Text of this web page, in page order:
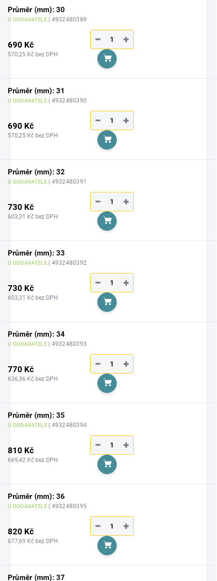
Průměr (mm): 30
U DODAVATELE | 4932480389
690 Kč
570,25 Kč bez DPH
+
−
Do košíku
Průměr (mm): 31
U DODAVATELE | 4932480390
690 Kč
570,25 Kč bez DPH
+
−
Do košíku
Průměr (mm): 32
U DODAVATELE | 4932480391
730 Kč
603,31 Kč bez DPH
+
−
Do košíku
Průměr (mm): 33
U DODAVATELE | 4932480392
730 Kč
603,31 Kč bez DPH
+
−
Do košíku
Průměr (mm): 34
U DODAVATELE | 4932480393
770 Kč
636,36 Kč bez DPH
+
−
Do košíku
Průměr (mm): 35
U DODAVATELE | 4932480394
810 Kč
669,42 Kč bez DPH
+
−
Do košíku
Průměr (mm): 36
U DODAVATELE | 4932480395
820 Kč
677,69 Kč bez DPH
+
−
Do košíku
Průměr (mm): 37